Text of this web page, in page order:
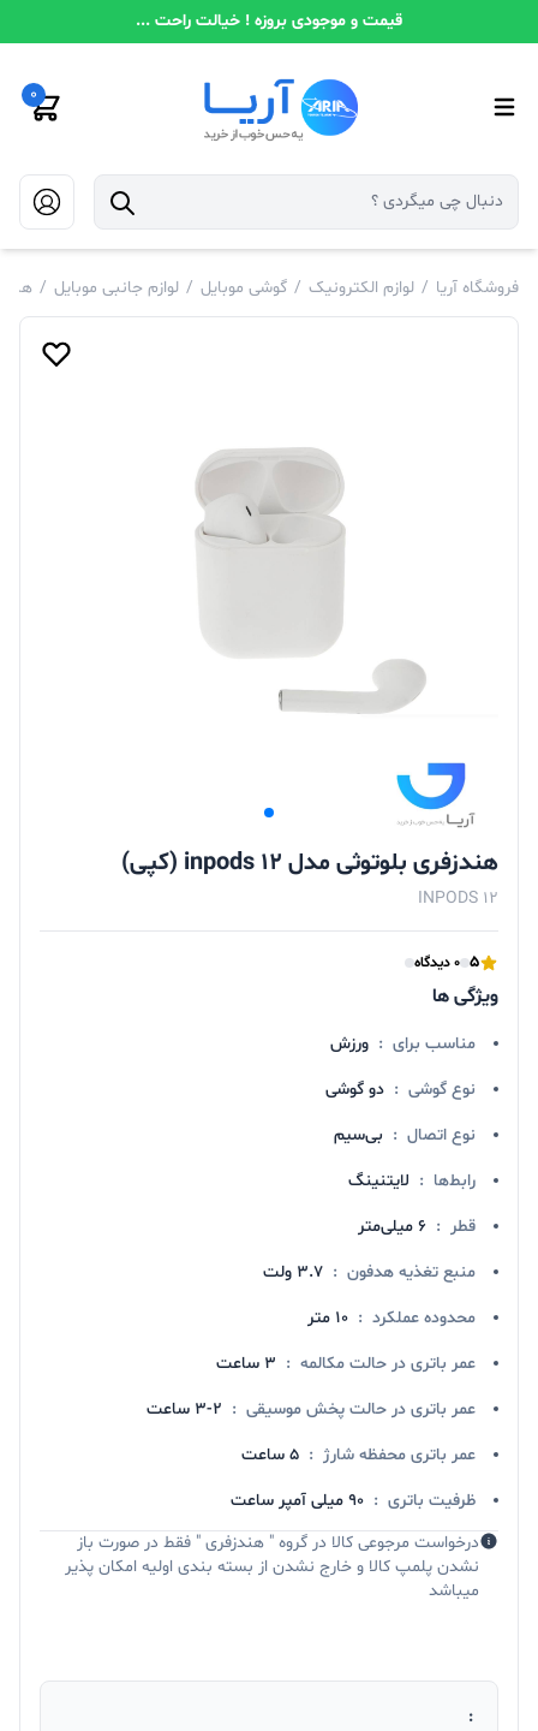
قیمت و موجودی بروزه ! خیالت راحت ...
0
فروشگاه آریا / لوازم الکترونیک / گوشی موبایل / لوازم جانبی موبایل /
هندزفری بلوتوثی مدل inpods 12 (کپی)
INPODS 12
5 0 دیدگاه
ویژگی ها
مناسب برای : ورزش
نوع گوشی : دو گوشی
نوع اتصال : بی‌سیم
رابط‌ها : لایتنینگ
قطر : ۶ میلی‌متر
منبع تغذیه هدفون : ۳.۷ ولت
محدوده عملکرد : ۱۰ متر
عمر باتری در حالت مکالمه : ۳ ساعت
عمر باتری در حالت پخش موسیقی : ۲-۳ ساعت
عمر باتری محفظه شارژ : ۵ ساعت
ظرفیت باتری : ۹۰ میلی آمپر ساعت
درخواست مرجوعی کالا در گروه " هندزفری " فقط در صورت باز
نشدن پلمپ کالا و خارج نشدن از بسته بندی اولیه امکان پذیر
میباشد
: